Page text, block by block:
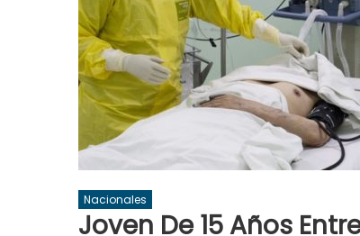
Nacionales
Joven De 15 Años